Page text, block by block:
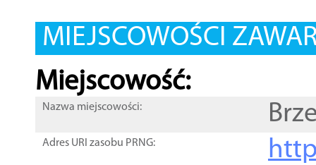
MIEJSCOWOŚCI
Miejscowość:
Nazwa miejscowości:
Adres URI zasobu PRNG: